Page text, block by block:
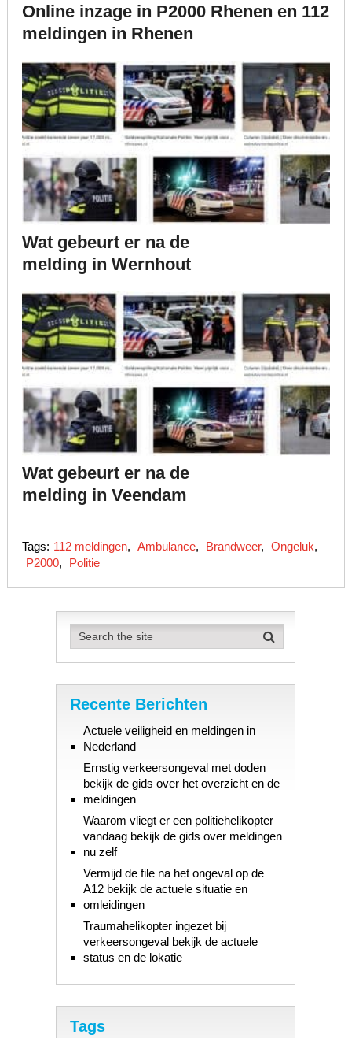
Online inzage in P2000 Rhenen en 112
meldingen in Rhenen
Wat gebeurt er na de
melding in Wernhout
Wat gebeurt er na de
melding in Veendam
Tags: 112 meldingen, Ambulance, Brandweer, Ongeluk,
P2000, Politie
Recente Berichten
Actuele veiligheid en meldingen in
Nederland
Ernstig verkeersongeval met doden
bekijk de gids over het overzicht en de
meldingen
Waarom vliegt er een politiehelikopter
vandaag bekijk de gids over meldingen
nu zelf
Vermijd de file na het ongeval op de
A12 bekijk de actuele situatie en
omleidingen
Traumahelikopter ingezet bij
verkeersongeval bekijk de actuele
status en de lokatie
Tags